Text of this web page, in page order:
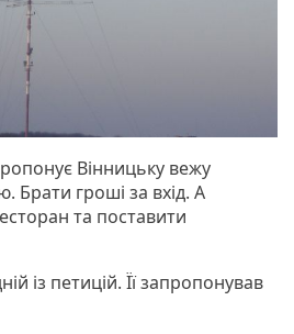
Вінницьку вежу
Брати гроші за вхід. А
та поставити
із петицій. Її запропонував